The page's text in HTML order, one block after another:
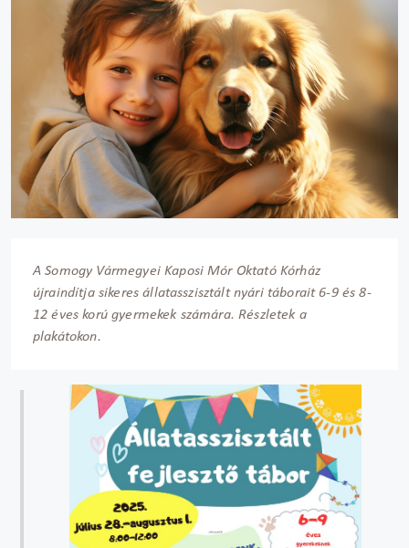
A Somogy Vármegyei Kaposi Mór Oktató Kórház
újraindítja sikeres állatasszisztált nyári táborait 6-9 és 8-
12 éves korú gyermekek számára. Részletek a
plakátokon.